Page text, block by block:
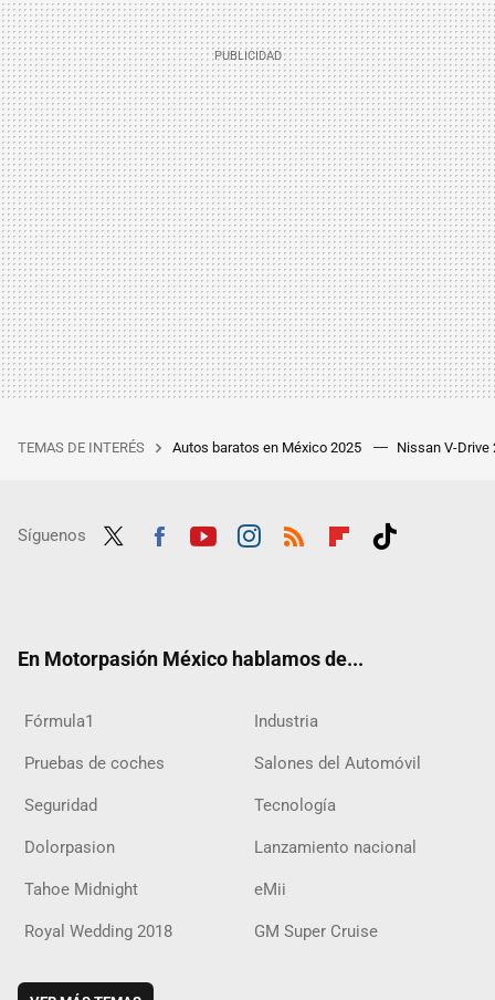
TEMAS DE INTERÉS Autos baratos en México 2025 Nissan V-Drive
Síguenos
En Motorpasión México hablamos de...
Fórmula1 Industria
Pruebas de coches Salones del Automóvil
Seguridad Tecnología
Dolorpasion Lanzamiento nacional
Tahoe Midnight eMii
Royal Wedding 2018 GM Super Cruise